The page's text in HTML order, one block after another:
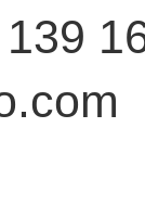
139